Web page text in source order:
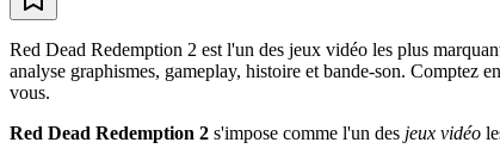
Red Dead Redemption 2 est l'un des jeux vidéo les plus
analyse graphismes, gameplay, histoire et bande-son. Comptez
vous.
Red Dead Redemption 2 s'impose comme l'un des jeux vidéo